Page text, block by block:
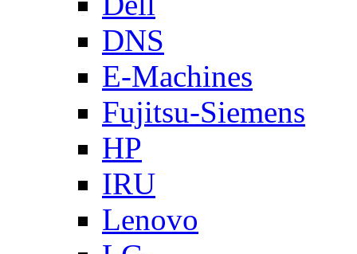
DNS
E-Machines
Fujitsu-Siemens
HP
IRU
Lenovo